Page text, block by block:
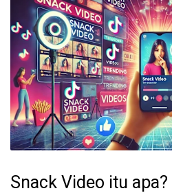
Snack Video itu apa?